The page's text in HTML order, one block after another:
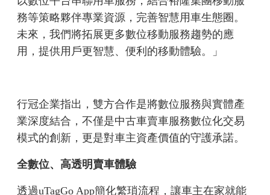
務等策略夥伴專業資源，完善智慧用車生態圈。
未來，我們將拓展更多數位移動服務趨勢的應
用，提供用戶更智慧、便利的移動體驗。」
行冠企業指出，雙方合作是將數位服務與實體產
業深度結合，不僅是中古車賣車服務數位化交易
模式的創新，更是對車主資產價值的守護承諾。
全數位、高透明賣車體驗
透過uTagGo App簡化繁瑣流程，讓車主在家就能